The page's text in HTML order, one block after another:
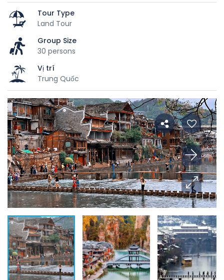
Tour Type
Land Tour
Group Size
30 persons
Vị trí
Trung Quốc